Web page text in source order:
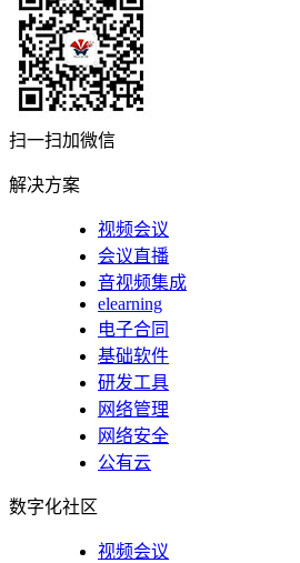
扫一扫加微信
解决方案
视频会议
会议直播
音视频集成
elearning
电子合同
基础软件
研发工具
网络管理
网络安全
公有云
数字化社区
视频会议